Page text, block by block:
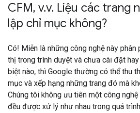
CFM, v.v. Liệu các trang
lập chỉ mục không?
Có! Miễn là những công nghệ này phân
thị trong trình duyệt và chưa cài đặt
biệt nào, thì Google thường có thể thu
mục và xếp hạng những trang đó mà
Chúng tôi không ưu tiên một công
đều được xử lý như nhau trong quá